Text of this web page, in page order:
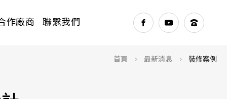
作廠商 聯繫我們
首頁 > 最新消息 > 裝修案例